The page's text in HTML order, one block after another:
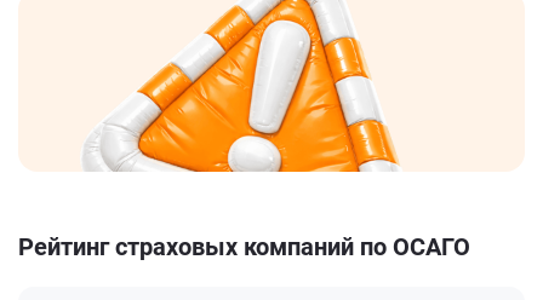
Рейтинг страховых компаний по ОСАГО